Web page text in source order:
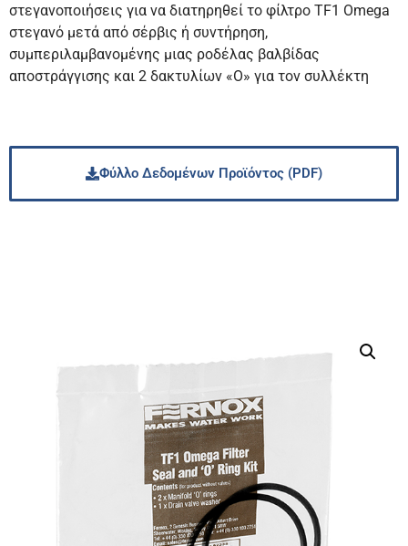
στεγανοποιήσεις για να διατηρηθεί το φίλτρο TF1 Omega
στεγανό μετά από σέρβις ή συντήρηση,
συμπεριλαμβανομένης μιας ροδέλας βαλβίδας
αποστράγγισης και 2 δακτυλίων «O» για τον συλλέκτη
Φύλλο Δεδομένων Προϊόντος (PDF)